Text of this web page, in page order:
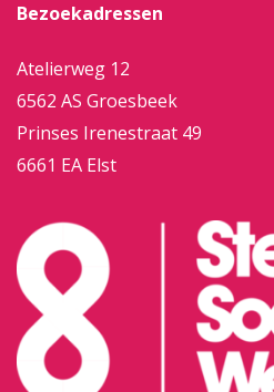
Bezoekadressen
Atelierweg 12
6562 AS Groesbeek
Prinses Irenestraat 49
6661 EA Elst